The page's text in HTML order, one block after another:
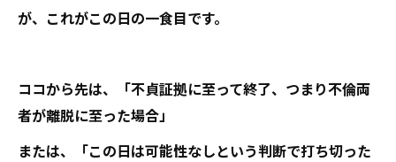
が、これがこの日の一食目です。
ココから先は、「不貞証拠に至って終了、つまり不倫両
者が離脱に至った場合」
または、「この日は可能性なしという判断で打ち切った